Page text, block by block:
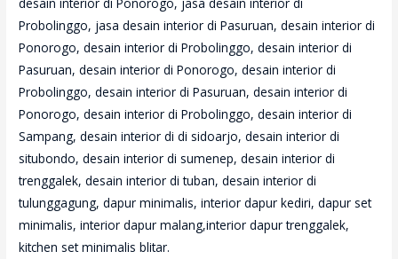
Probolinggo, jasa desain interior di Pasuruan, desain interior di
Ponorogo, desain interior di Probolinggo, desain interior di
Pasuruan, desain interior di Ponorogo, desain interior di
Probolinggo, desain interior di Pasuruan, desain interior di
Ponorogo, desain interior di Probolinggo, desain interior di
Sampang, desain interior di di sidoarjo, desain interior di
situbondo, desain interior di sumenep, desain interior di
trenggalek, desain interior di tuban, desain interior di
tulunggagung, dapur minimalis, interior dapur kediri, dapur set
minimalis, interior dapur malang,interior dapur trenggalek,
kitchen set minimalis blitar.